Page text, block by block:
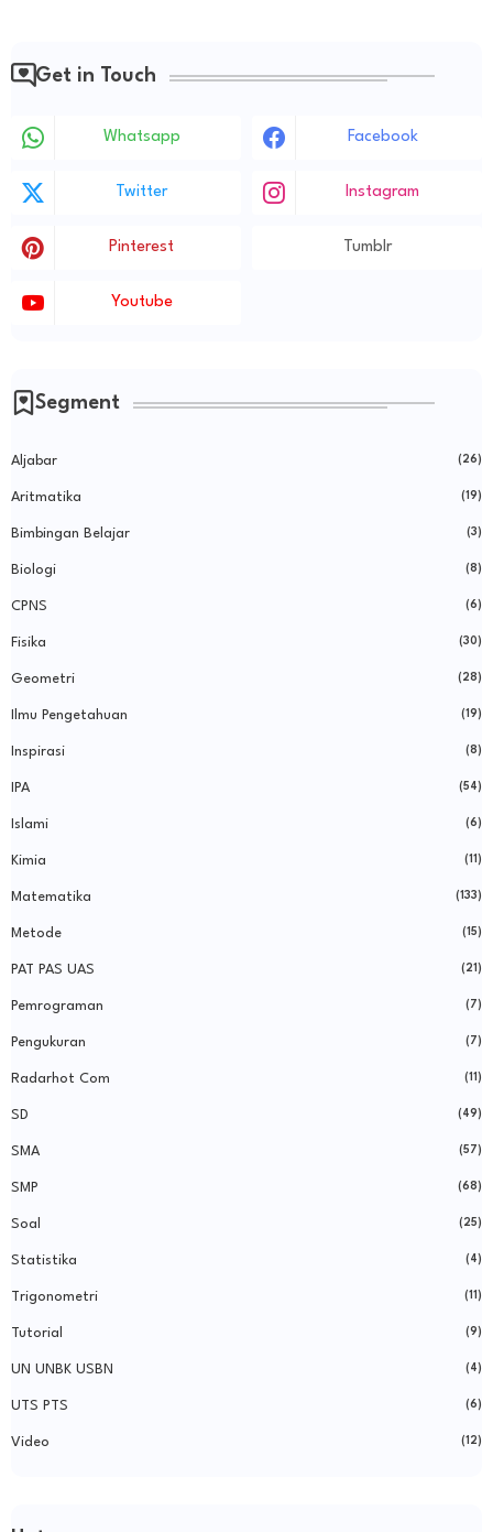
Get in Touch
Whatsapp Facebook
Twitter Instagram
Pinterest Tumblr
Youtube
Segment
Aljabar (26)
Aritmatika (19)
Bimbingan Belajar (3)
Biologi (8)
CPNS (6)
Fisika (30)
Geometri (28)
Ilmu Pengetahuan (19)
Inspirasi (8)
IPA (54)
Islami (6)
Kimia (11)
Matematika (133)
Metode (15)
PAT PAS UAS (21)
Pemrograman (7)
Pengukuran (7)
Radarhot Com (11)
SD (49)
SMA (57)
SMP (68)
Soal (25)
Statistika (4)
Trigonometri (11)
Tutorial (9)
UN UNBK USBN (4)
UTS PTS (6)
Video (12)